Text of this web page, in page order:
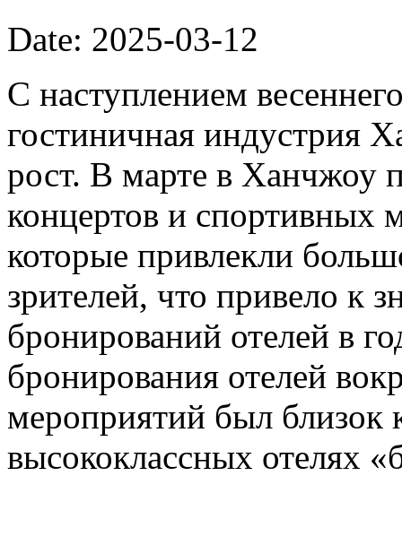
Date: 2025-03-12
С наступлением
гостиничная индустрия
рост. В марте в Ханчжоу
концертов и спортивных
которые привлекли
зрителей, что привело к
бронирований отелей в
бронирования отелей
мероприятий был
высококлассных отелях